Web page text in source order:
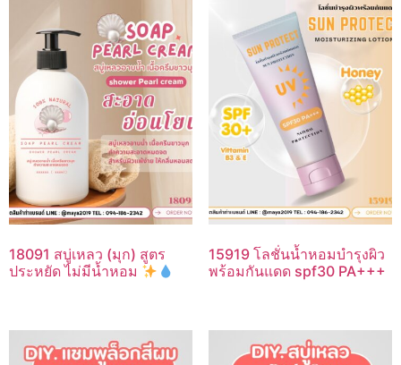
18091 สบู่เหลว (มุก) สูตร
ประหยัด ไม่มีน้ำหอม
15919 โลชั่นน้ำหอมบำรุงผิว
พร้อมกันแดด spf30 PA+++